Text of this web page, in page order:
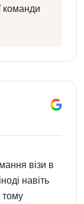
команди
візи в
навіть